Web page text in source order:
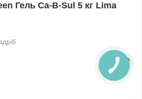
Гель Ca-B-Sul 5 кг Lima